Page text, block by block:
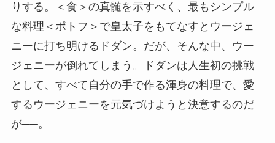
りする。＜食＞の真髄を示すべく、最もシンプル
な料理＜ポトフ＞で皇太子をもてなすとウージェ
ニーに打ち明けるドダン。だが、そんな中、ウー
ジェニーが倒れてしまう。ドダンは人生初の挑戦
として、すべて自分の手で作る渾身の料理で、愛
するウージェニーを元気づけようと決意するのだ
が──。